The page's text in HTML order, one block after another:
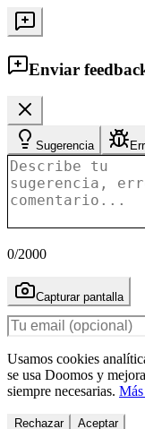
Enviar
Sugerencia
0/2000
Capturar pantalla
Usamos cookies
se usa Doomos y
siempre necesarias.
Rechazar Aceptar